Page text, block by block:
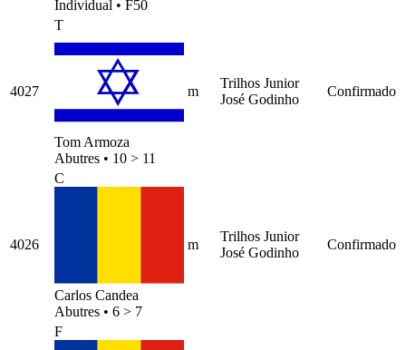
Individual • F50
4027
T
Tom Armoza
Abutres • 10 > 11
m
Trilhos Junior
José Godinho
Confirmado
4026
C
Carlos Candea
Abutres • 6 > 7
m
Trilhos Junior
José Godinho
Confirmado
F